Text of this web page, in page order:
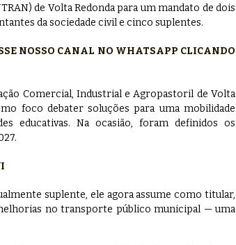
de Volta Redonda para um mandato de dois
da sociedade civil e cinco suplentes.
NOSSO CANAL NO WHATSAPP CLICANDO
Comercial, Industrial e Agropastoril de Volta
foco debater soluções para uma mobilidade
educativas. Na ocasião, foram definidos os
suplente, ele agora assume como titular,
no transporte público municipal — uma